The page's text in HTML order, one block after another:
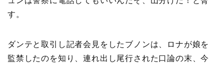
す。
ダンテと取引し記者会見をしたブノンは、ロナが娘を
監禁したのを知り、連れ出し尾行された口論の末、今